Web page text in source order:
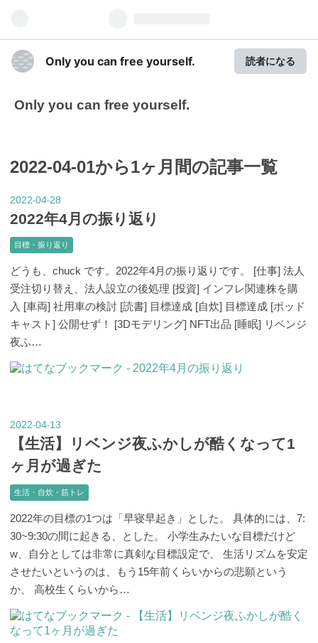
Only you can free yourself. 読者になる
Only you can free yourself.
2022-04-01から1ヶ月間の記事一覧
2022-04-28
2022年4月の振り返り
目標・振り返り
どうも、chuck です。2022年4月の振り返りです。 [仕事] 法人
受注切り替え、法人設立の後処理 [投資] インフレ関連株を購
入 [車両] 社用車の検討 [読書] 目標達成 [自炊] 目標達成 [ポッド
キャスト] 公開せず！ [3Dモデリング] NFT出品 [睡眠] リベンジ
夜ふ…
2022-04-13
【生活】リベンジ夜ふかしが酷くなって1
ヶ月が過ぎた
生活・自炊・筋トレ
2022年の目標の1つは「早寝早起き」とした。 具体的には、7:
30~9:30の間に起きる、とした。 小学生みたいな目標だけど
w、自分としては非常に真剣な目標設定で、 生活リズムを安定
させたいというのは、もう15年前くらいからの悲願という
か、 高校生くらいから…